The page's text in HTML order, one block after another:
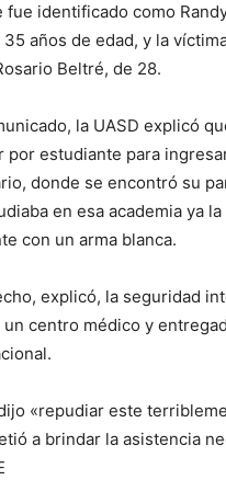
fue identificado como
35 años de edad, y la
Beltré, de 28.
la UASD explicó
por estudiante para
donde se encontró su
en esa academia ya
con un arma blanca.
explicó, la seguridad
un centro médico y
«repudiar este
a brindar la asistencia